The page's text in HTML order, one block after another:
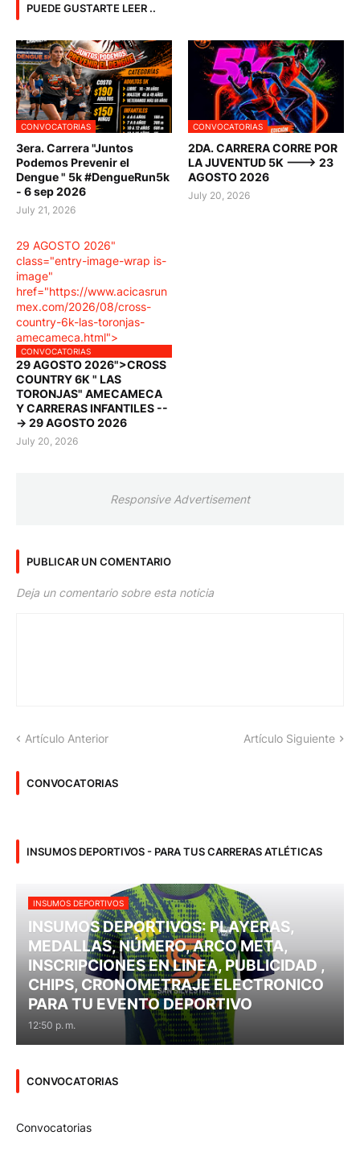
PUEDE GUSTARTE LEER ..
CONVOCATORIAS
3era. Carrera "Juntos
Podemos Prevenir el
Dengue " 5k #DengueRun5k
- 6 sep 2026
July 21, 2026
CONVOCATORIAS
2DA. CARRERA CORRE POR
LA JUVENTUD 5K ---> 23
AGOSTO 2026
July 20, 2026
29 AGOSTO 2026"
class="entry-image-wrap is-
image"
href="https://www.acicasrun
mex.com/2026/08/cross-
country-6k-las-toronjas-
amecameca.html">
CONVOCATORIAS
29 AGOSTO 2026">CROSS
COUNTRY 6K " LAS
TORONJAS" AMECAMECA
Y CARRERAS INFANTILES --
-> 29 AGOSTO 2026
July 20, 2026
Responsive Advertisement
PUBLICAR UN COMENTARIO
Deja un comentario sobre esta noticia
Artículo Anterior Artículo Siguiente
CONVOCATORIAS
INSUMOS DEPORTIVOS - PARA TUS CARRERAS ATLÉTICAS
INSUMOS DEPORTIVOS
INSUMOS DEPORTIVOS: PLAYERAS,
MEDALLAS, NÚMERO, ARCO META,
INSCRIPCIONES EN LINEA, PUBLICIDAD ,
CHIPS, CRONOMETRAJE ELECTRONICO
PARA TU EVENTO DEPORTIVO
12:50 p. m.
CONVOCATORIAS
Convocatorias